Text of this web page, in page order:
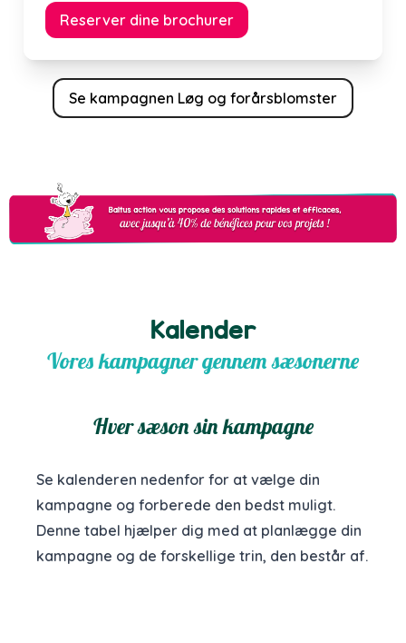
Reserver dine brochurer
Se kampagnen Løg og forårsblomster
Kalender
Vores kampagner gennem sæsonerne
Hver sæson sin kampagne
Se kalenderen nedenfor for at vælge din
kampagne og forberede den bedst muligt.
Denne tabel hjælper dig med at planlægge din
kampagne og de forskellige trin, den består af.